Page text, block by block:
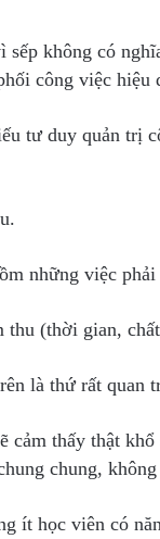
không có
công việc hiệu
tư duy quản trị
những việc
thu (thời gian,
là thứ rất quan
cảm thấy thật
chung,
ít học viên có